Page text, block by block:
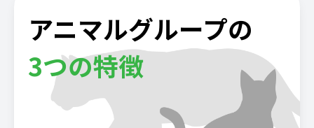
アニマルグループの
3つの特徴